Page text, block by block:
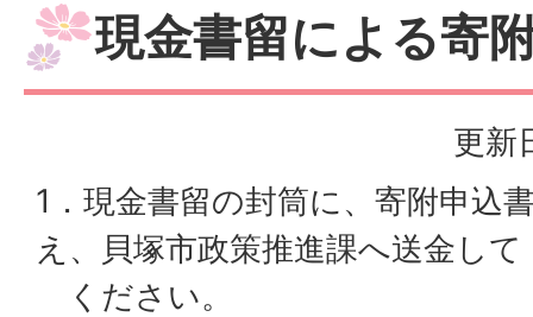
現金書留による寄
更新
1．現金書留の封筒に、寄附申込
え、貝塚市政策推進課へ送金して
ください。